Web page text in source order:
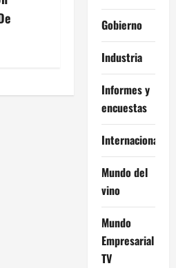
Gobierno
Industria
Informes y
encuestas
Internacional
Mundo del
vino
Mundo
Empresarial
TV